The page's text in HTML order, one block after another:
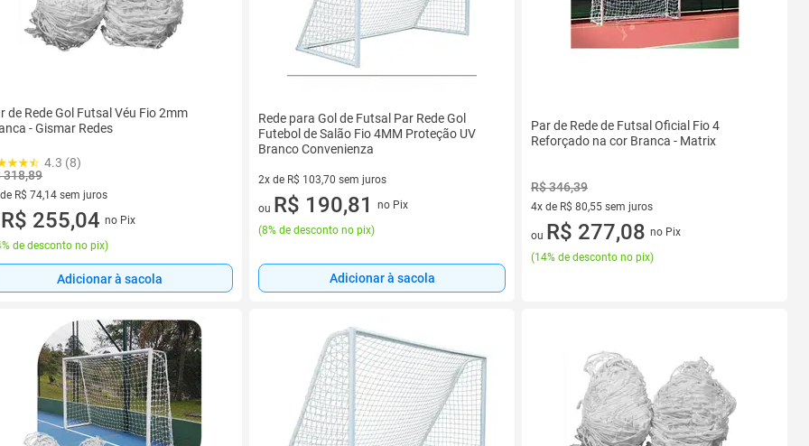
de Rede Gol Futsal Véu Fio 2mm
- Gismar Redes
4.3 (8)
318,89
R$ 74,14 sem juros
de R$ 74,14 sem juros
R$ 255,04 no Pix
de desconto no pix)
Adicionar à sacola
Rede para Gol de Futsal Par Rede Gol
Futebol de Salão Fio 4MM Proteção UV
Branco Convenienza
2x de R$ 103,70 sem juros
2 vez de R$ 103,70 sem juros
ou R$ 190,81
no Pix
(8% de desconto no pix)
Adicionar à sacola
Par de Rede de Futsal Oficial Fio 4
Reforçado na cor Branca - Matrix
R$ 346,39
4x de R$ 80,55 sem juros
4 vez de R$ 80,55 sem juros
ou R$ 277,08 no Pix
(14% de desconto no pix)